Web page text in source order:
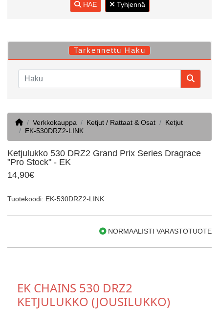
HAE Tyhjennä
Tarkennettu Haku
HomeVerkkokauppa Ketjut / Rattaat & Osat
Ketjut
EK-530DRZ2-LINK
Ketjulukko 530 DRZ2 Grand Prix Series Dragrace
"Pro Stock" - EK
14,90€
Tuotekoodi: EK-530DRZ2-LINK
NORMAALISTI VARASTOTUOTE
EK CHAINS 530 DRZ2
KETJULUKKO (JOUSILUKKO)